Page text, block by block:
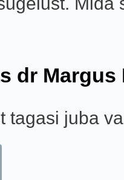
dr Margus
tagasi juba